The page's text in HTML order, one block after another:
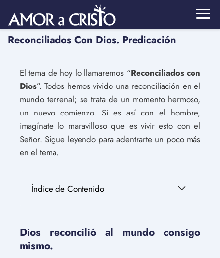
Reconciliados Con Dios. Predicación
El tema de hoy lo llamaremos “Reconciliados con
Dios”. Todos hemos vivido una reconciliación en el
mundo terrenal; se trata de un momento hermoso,
un nuevo comienzo. Si es así con el hombre,
imagínate lo maravilloso que es vivir esto con el
Señor. Sigue leyendo para adentrarte un poco más
en el tema.
Índice de Contenido
Dios reconcilió al mundo consigo
mismo.